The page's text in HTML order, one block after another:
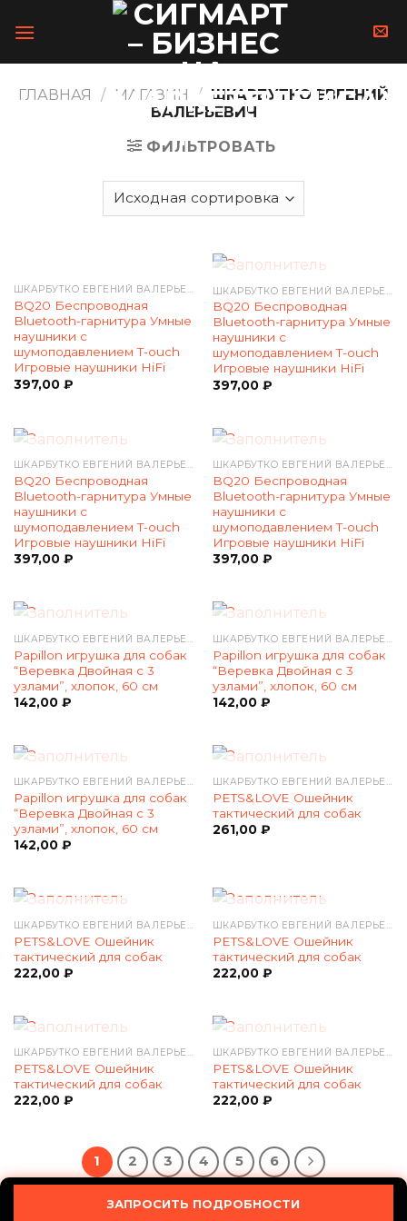
ГЛАВНАЯ / МАГАЗИН / ШКАРБУТКО ЕВГЕНИЙ
ВАЛЕРЬЕВИЧ
ФИЛЬТРОВАТЬ
ШКАРБУТКО ЕВГЕНИЙ ВАЛЕРЬЕВИЧ
BQ20 Беспроводная
Bluetooth-гарнитура Умные
наушники с
шумоподавлением T-ouch
Игровые наушники HiFi
397,00 ₽
НЕТ В НАЛИЧИИ ШКАРБУТКО ЕВГЕНИЙ ВАЛЕРЬЕВИЧ
BQ20 Беспроводная
Bluetooth-гарнитура Умные
наушники с
шумоподавлением T-ouch
Игровые наушники HiFi
397,00 ₽
НЕТ В НАЛИЧИИ ШКАРБУТКО ЕВГЕНИЙ ВАЛЕРЬЕВИЧ
BQ20 Беспроводная
Bluetooth-гарнитура Умные
наушники с
шумоподавлением T-ouch
Игровые наушники HiFi
397,00 ₽
НЕТ В НАЛИЧИИ ШКАРБУТКО ЕВГЕНИЙ ВАЛЕРЬЕВИЧ
BQ20 Беспроводная
Bluetooth-гарнитура Умные
наушники с
шумоподавлением T-ouch
Игровые наушники HiFi
397,00 ₽
НЕТ В НАЛИЧИИ ШКАРБУТКО ЕВГЕНИЙ ВАЛЕРЬЕВИЧ
Papillon игрушка для собак
“Веревка Двойная с 3
узлами”, хлопок, 60 см
142,00 ₽
НЕТ В НАЛИЧИИ ШКАРБУТКО ЕВГЕНИЙ ВАЛЕРЬЕВИЧ
Papillon игрушка для собак
“Веревка Двойная с 3
узлами”, хлопок, 60 см
142,00 ₽
НЕТ В НАЛИЧИИ ШКАРБУТКО ЕВГЕНИЙ ВАЛЕРЬЕВИЧ
Papillon игрушка для собак
“Веревка Двойная с 3
узлами”, хлопок, 60 см
142,00 ₽
НЕТ В НАЛИЧИИ ШКАРБУТКО ЕВГЕНИЙ ВАЛЕРЬЕВИЧ
PETS&LOVE Ошейник
тактический для собак
261,00 ₽
НЕТ В НАЛИЧИИ ШКАРБУТКО ЕВГЕНИЙ ВАЛЕРЬЕВИЧ
PETS&LOVE Ошейник
тактический для собак
222,00 ₽
НЕТ В НАЛИЧИИ ШКАРБУТКО ЕВГЕНИЙ ВАЛЕРЬЕВИЧ
PETS&LOVE Ошейник
тактический для собак
222,00 ₽
НЕТ В НАЛИЧИИ ШКАРБУТКО ЕВГЕНИЙ ВАЛЕРЬЕВИЧ
PETS&LOVE Ошейник
тактический для собак
222,00 ₽
НЕТ В НАЛИЧИИ ШКАРБУТКО ЕВГЕНИЙ ВАЛЕРЬЕВИЧ
PETS&LOVE Ошейник
тактический для собак
222,00 ₽
1 2 3 4 5 6
ЗАПРОСИТЬ ПОДРОБНОСТИ